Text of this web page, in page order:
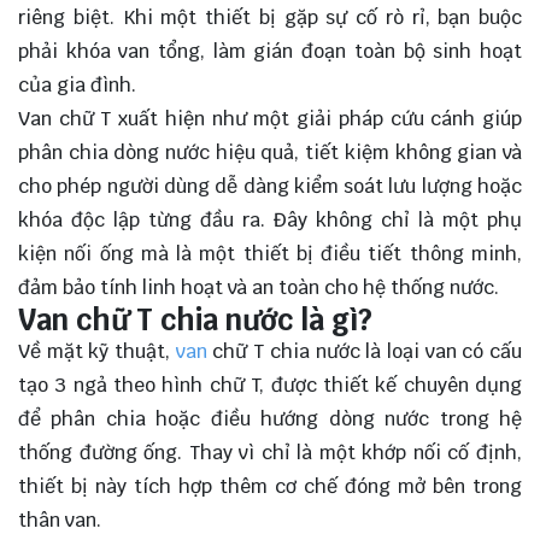
riêng biệt. Khi một thiết bị gặp sự cố rò rỉ, bạn buộc
phải khóa van tổng, làm gián đoạn toàn bộ sinh hoạt
của gia đình.
Van chữ T xuất hiện như một giải pháp cứu cánh giúp
phân chia dòng nước hiệu quả, tiết kiệm không gian và
cho phép người dùng dễ dàng kiểm soát lưu lượng hoặc
khóa độc lập từng đầu ra. Đây không chỉ là một phụ
kiện nối ống mà là một thiết bị điều tiết thông minh,
đảm bảo tính linh hoạt và an toàn cho hệ thống nước.
Van chữ T chia nước là gì?
Về mặt kỹ thuật, van chữ T chia nước là loại van có cấu
tạo 3 ngả theo hình chữ T, được thiết kế chuyên dụng
để phân chia hoặc điều hướng dòng nước trong hệ
thống đường ống. Thay vì chỉ là một khớp nối cố định,
thiết bị này tích hợp thêm cơ chế đóng mở bên trong
thân van.